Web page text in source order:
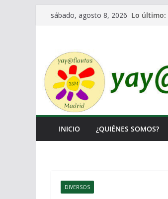
Saltarsábado, agosto 8, 2026 Lo último:
INICIO ¿QUIÉNES SOMOS?
DIVERSOS